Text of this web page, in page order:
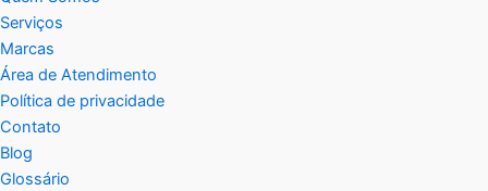
Serviços
Marcas
Área de Atendimento
Política de privacidade
Contato
Blog
Glossário